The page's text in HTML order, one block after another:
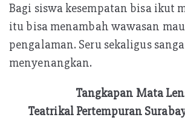
Bagi siswa kesempatan bisa ikut
itu bisa menambah wawasan
pengalaman. Seru sekaligus
menyenangkan.
Tangkapan Mata
Teatrikal Pertempuran